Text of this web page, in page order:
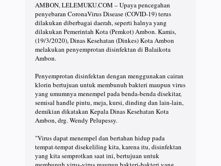
AMBON, LELEMUKU.COM – Upaya pencegahan
penyebaran CoronaVirus Disease (COVID-19) terus
dilakukan diberbagai daerah, seperti halnya yang
dilakukan Pemerintah Kota (Pemkot) Ambon. Kamis,
(19/3/2020), Dinas Kesehatan (Dinkes) Kota Ambon
melakukan penyemprotan disinfektan di Balaikota
Ambon.
Penyemprotan disinfektan dengan menggunakan cairan
klorin bertujuan untuk membunuh bakteri maupun virus
yang umumnya menempel pada benda-benda disekitar,
semisal handle pintu, meja, kursi, dinding dan lain-lain,
demikian dikatakan Kepala Dinas Kesehatan Kota
Ambon, drg. Wendy Pelupessy.
"Virus dapat menempel dan bertahan hidup pada
tempat-tempat disekeliling kita, karena itu, disinfektan
yang kita semprotkan saat ini, bertujuan untuk